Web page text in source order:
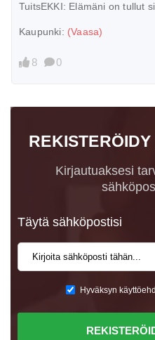
TuitsEKKI: Elämäni on tullut
Kaupunki: (Vaasa)
8 0
Kirjautuaksesi
Täytä sähköpostisi
Hyväksyn